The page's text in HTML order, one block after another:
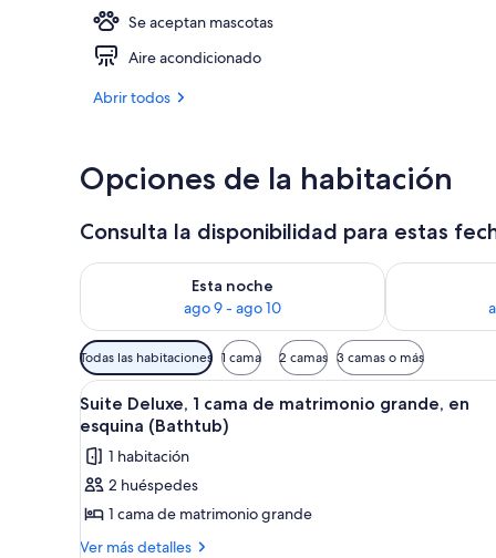
Se aceptan mascotas
Aire acondicionado
Abrir todos
Opciones de la habitación
Consulta la disponibilidad para estas
Esta noche
ago 9 - ago 10
Consulta la disponibilidad para esta noche, ago 9 -
Consulta la
Filtros
disponibles
para
las
habitaciones
Todas las habitaciones 1 cama 2 camas 3 camas o más
Abrir
todas
las
fotos
de
Suite
Deluxe,
Habitación de hotel con una
9
Suite Deluxe, 1 cama de matrimonio grande, en
esquina (Bathtub)
1 habitación
2 huéspedes
1 cama de matrimonio grande
Ver más detalles
Más